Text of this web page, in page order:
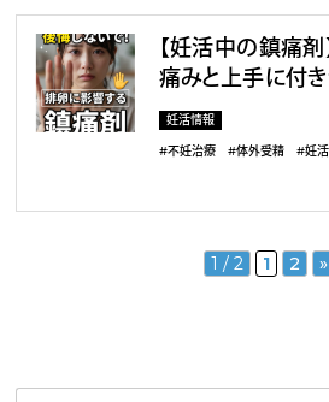
【妊活中の鎮痛剤
痛みと上手に付
妊活情報
#不妊治療
#体外受精 #妊活
1 / 2 1 2 »